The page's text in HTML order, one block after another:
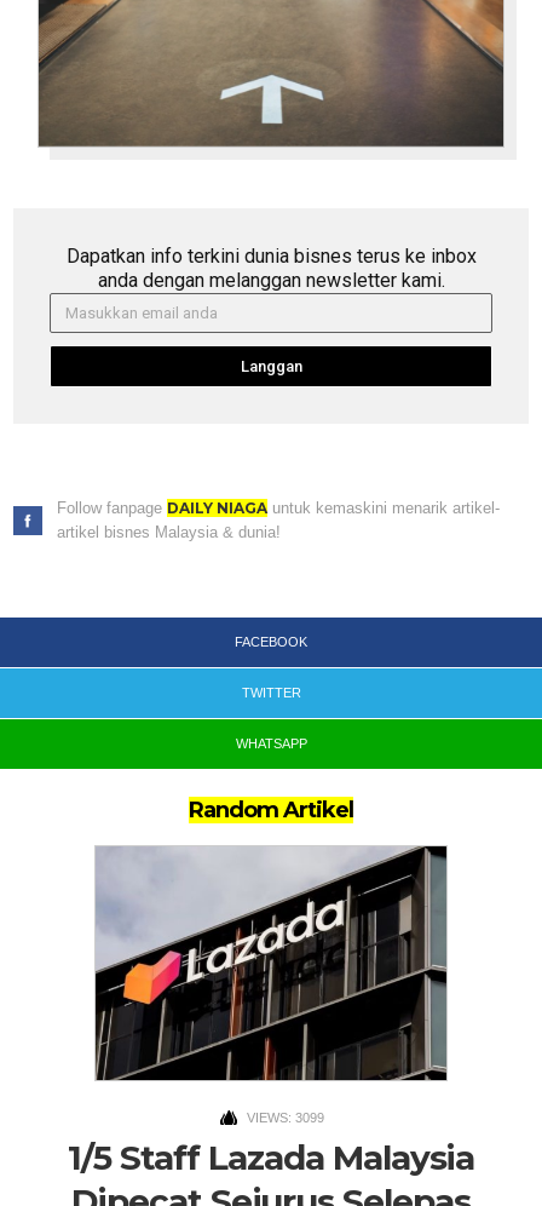
Dapatkan info terkini dunia bisnes terus ke inbox
anda dengan melanggan newsletter kami.
Langgan
Follow fanpage DAILY NIAGAuntuk kemaskini menarik artikel-
artikel bisnes Malaysia & dunia!
FACEBOOK
TWITTER
WHATSAPP
Random Artikel
VIEWS: 3099
1/5 Staff Lazada Malaysia